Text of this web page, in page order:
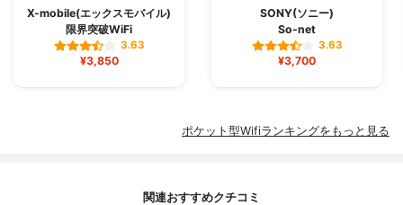
X-mobile(エックスモバイル)
限界突破WiFi
3.63
¥3,850
SONY(ソニー)
So-net
3.63
¥3,700
ポケット型Wifiランキングをもっと見る
関連おすすめクチコミ